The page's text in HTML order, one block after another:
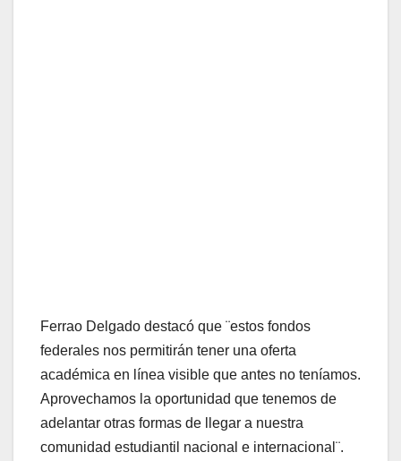
Ferrao Delgado destacó que ¨estos fondos
federales nos permitirán tener una oferta
académica en línea visible que antes no teníamos.
Aprovechamos la oportunidad que tenemos de
adelantar otras formas de llegar a nuestra
comunidad estudiantil nacional e internacional¨.